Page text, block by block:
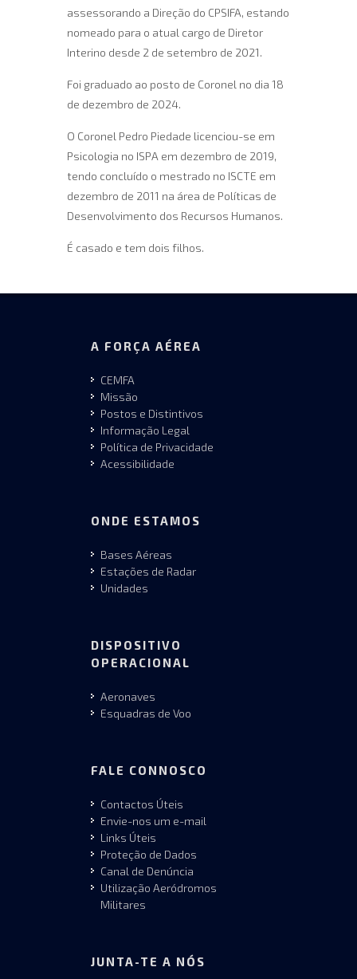
assessorando a Direção do CPSIFA, estando
nomeado para o atual cargo de Diretor
Interino desde 2 de setembro de 2021.
Foi graduado ao posto de Coronel no dia 18
de dezembro de 2024.
O Coronel Pedro Piedade licenciou-se em
Psicologia no ISPA em dezembro de 2019,
tendo concluído o mestrado no ISCTE em
dezembro de 2011 na área de Políticas de
Desenvolvimento dos Recursos Humanos.
É casado e tem dois filhos.
A FORÇA AÉREA
CEMFA
Missão
Postos e Distintivos
Informação Legal
Política de Privacidade
Acessibilidade
ONDE ESTAMOS
Bases Aéreas
Estações de Radar
Unidades
DISPOSITIVO
OPERACIONAL
Aeronaves
Esquadras de Voo
FALE CONNOSCO
Contactos Úteis
Envie-nos um e-mail
Links Úteis
Proteção de Dados
Canal de Denúncia
Utilização Aeródromos
Militares
JUNTA-TE A NÓS